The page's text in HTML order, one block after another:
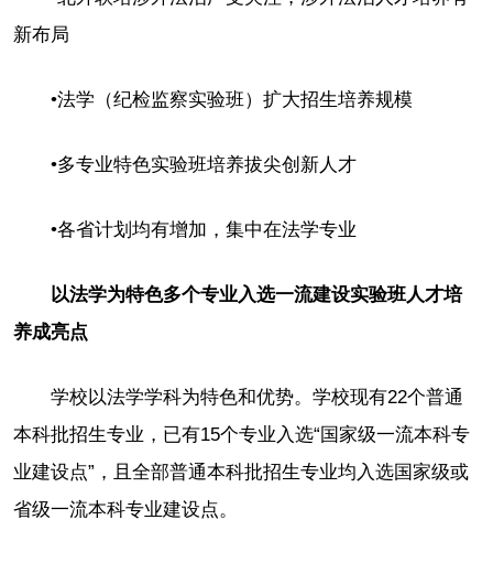
新布局
•法学（纪检监察实验班）扩大招生培养规模
•多专业特色实验班培养拔尖创新人才
•各省计划均有增加，集中在法学专业
以法学为特色多个专业入选一流建设实验班人才培
养成亮点
学校以法学学科为特色和优势。学校现有22个普通
本科批招生专业，已有15个专业入选“国家级一流本科专
业建设点”，且全部普通本科批招生专业均入选国家级或
省级一流本科专业建设点。